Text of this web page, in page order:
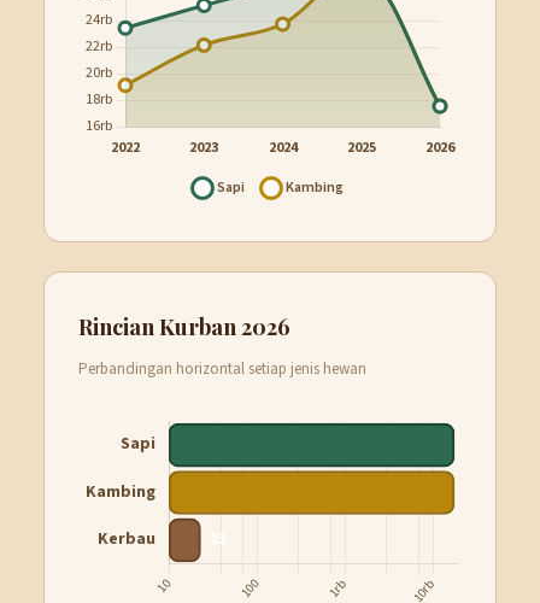
Rincian Kurban 2026
Perbandingan horizontal setiap jenis hewan